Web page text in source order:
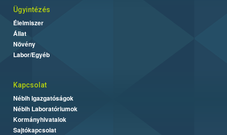
Ügyintézés
Élelmiszer
Állat
Növény
Labor/Egyéb
Kapcsolat
Nébih Igazgatóságok
Nébih Laboratóriumok
Kormányhivatalok
Sajtókapcsolat